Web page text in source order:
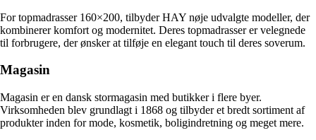
For topmadrasser 160×200, tilbyder HAY nøje udvalgte modeller, der
kombinerer komfort og modernitet. Deres topmadrasser er velegnede
til forbrugere, der ønsker at tilføje en elegant touch til deres soverum.
Magasin
Magasin er en dansk stormagasin med butikker i flere byer.
Virksomheden blev grundlagt i 1868 og tilbyder et bredt sortiment af
produkter inden for mode, kosmetik, boligindretning og meget mere.